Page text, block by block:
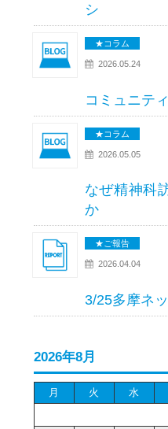
シ
★コラム
2026.05.24
コミュニテ
★コラム
2026.05.05
なぜ精神科
か
★ご報告
2026.04.04
3/25多摩ネ
2026年8月
月 火 水